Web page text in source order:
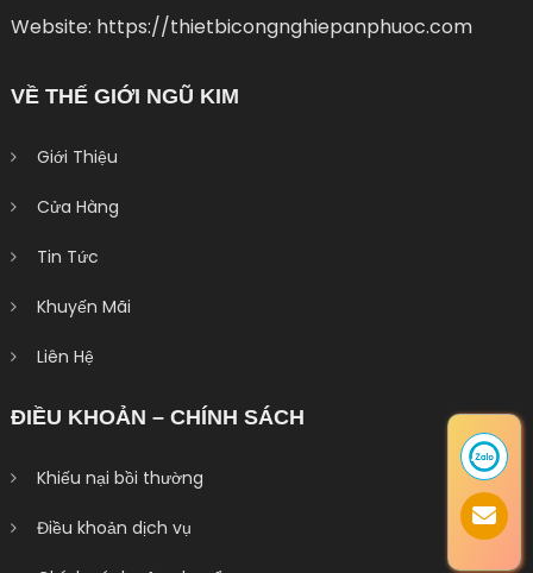
Website: https://thietbicongnghiepanphuoc.com
VỀ THẾ GIỚI NGŨ KIM
Giới Thiệu
Cửa Hàng
Tin Tức
Khuyến Mãi
Liên Hệ
ĐIỀU KHOẢN – CHÍNH SÁCH
Khiếu nại bồi thường
Điều khoản dịch vụ